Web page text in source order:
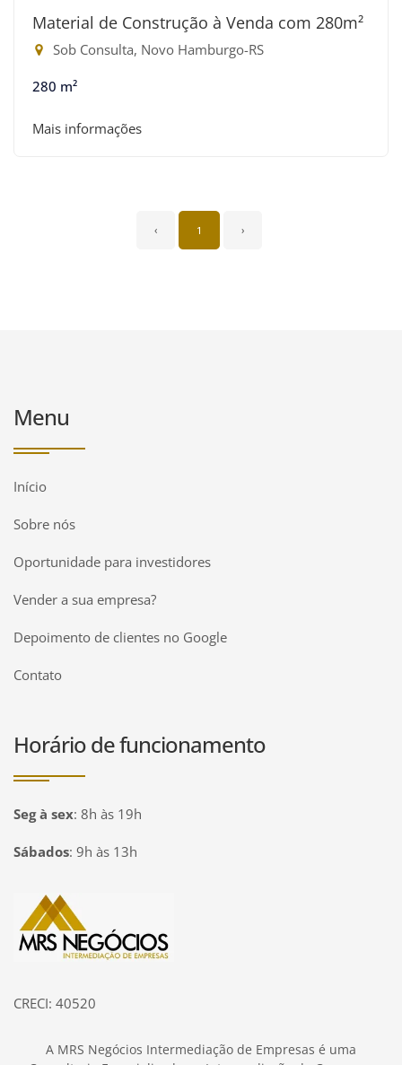
Material de Construção à Venda com 280m²
Sob Consulta, Novo Hamburgo-RS
280 m²
Mais informações
‹ 1 ›
Menu
Início
Sobre nós
Oportunidade para investidores
Vender a sua empresa?
Depoimento de clientes no Google
Contato
Horário de funcionamento
Seg à sex: 8h às 19h
Sábados: 9h às 13h
Página inicial
CRECI: 40520
A MRS Negócios Intermediação de Empresas é uma